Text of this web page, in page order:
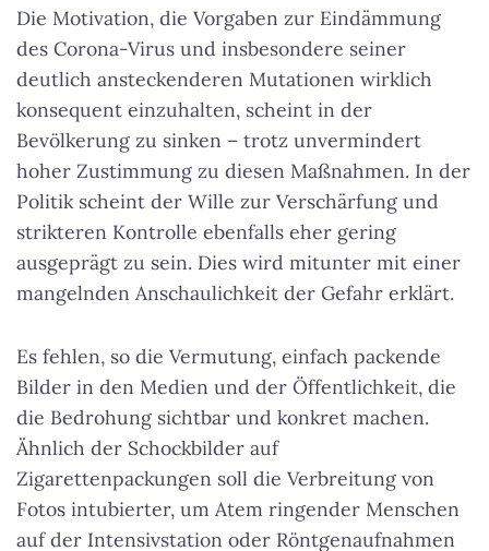
Die Motivation, die Vorgaben zur Eindämmung
des Corona-Virus und insbesondere seiner
deutlich ansteckenderen Mutationen wirklich
konsequent einzuhalten, scheint in der
Bevölkerung zu sinken – trotz unvermindert
hoher Zustimmung zu diesen Maßnahmen. In der
Politik scheint der Wille zur Verschärfung und
strikteren Kontrolle ebenfalls eher gering
ausgeprägt zu sein. Dies wird mitunter mit einer
mangelnden Anschaulichkeit der Gefahr erklärt.
Es fehlen, so die Vermutung, einfach packende
Bilder in den Medien und der Öffentlichkeit, die
die Bedrohung sichtbar und konkret machen.
Ähnlich der Schockbilder auf
Zigarettenpackungen soll die Verbreitung von
Fotos intubierter, um Atem ringender Menschen
auf der Intensivstation oder Röntgenaufnahmen